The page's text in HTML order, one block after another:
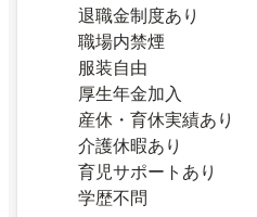
退職金制度あり
職場内禁煙
服装自由
厚生年金加入
産休・育休実績あり
介護休暇あり
育児サポートあり
学歴不問